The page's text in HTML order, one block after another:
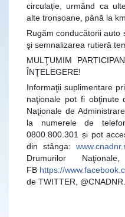
circulație, urmând ca
alte tronsoane, până la
Rugăm conducătorii auto
şi semnalizarea rutieră
MULŢUMIM
ÎNŢELEGERE!
Informaţii suplimentare
naţionale pot fi obţinute
Naţionale de
la numerele de
0800.800.301 și pot
din stânga:
Drumurilor
FB https://
de TWITTER, @CNADNR.